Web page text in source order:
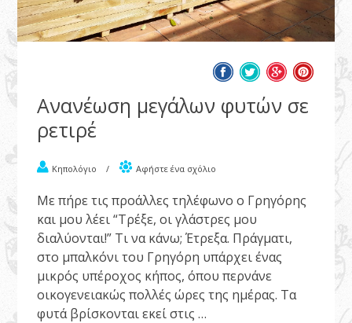
Ανανέωση μεγάλων φυτών σε
ρετιρέ
Κηπολόγιο / Αφήστε ένα σχόλιο
Με πήρε τις προάλλες τηλέφωνο ο Γρηγόρης
και μου λέει “Τρέξε, οι γλάστρες μου
διαλύονται!” Τι να κάνω; Έτρεξα. Πράγματι,
στο μπαλκόνι του Γρηγόρη υπάρχει ένας
μικρός υπέροχος κήπος, όπου περνάνε
οικογενειακώς πολλές ώρες της ημέρας. Τα
φυτά βρίσκονται εκεί στις …